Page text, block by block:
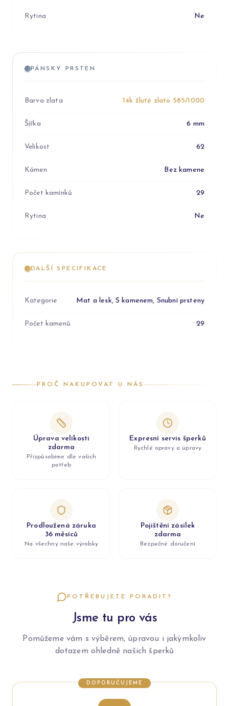
Rytina Ne
PÁNSKÝ PRSTEN
Barva zlata 14k žluté zlato 585/1000
Šířka 6 mm
Velikost 62
Kámen Bez kamene
Počet kamínků 29
Rytina Ne
DALŠÍ SPECIFIKACE
Kategorie Mat a lesk, S kamenem, Snubní prsteny
Počet kamenů 29
PROČ NAKUPOVAT U NÁS
Úprava velikosti
zdarma
Přizpůsobíme dle vašich
potřeb
Expresní servis šperků
Rychlé opravy a úpravy
Prodloužená záruka
36 měsíců
Na všechny naše výrobky
Pojištění zásilek
zdarma
Bezpečné doručení
POTŘEBUJETE PORADIT?
Jsme tu pro vás
Pomůžeme vám s výběrem, úpravou i jakýmkoliv
dotazem ohledně našich šperků
DOPORUČUJEME